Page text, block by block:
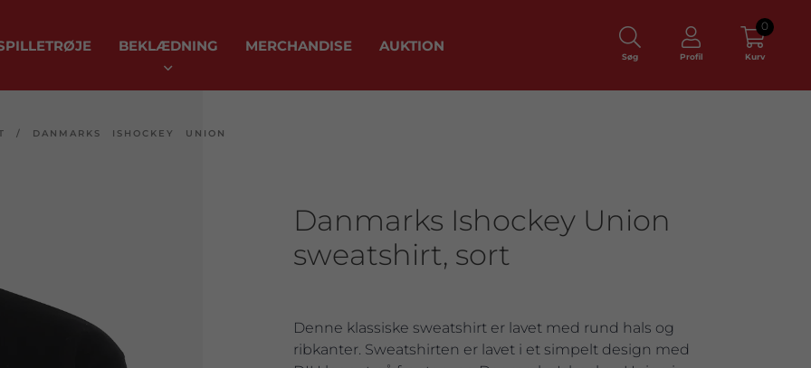
BEKLÆDNING MERCHANDISE AUKTION
Søg Profil Kurv
0
/ DANMARKS ISHOCKEY UNION
Danmarks Ishockey Union
sweatshirt, sort
Denne klassiske sweatshirt er lavet med rund hals og
ribkanter. Sweatshirten er lavet i et simpelt design med